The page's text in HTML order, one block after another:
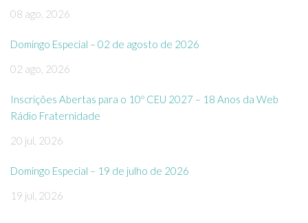
08 ago, 2026
Domingo Especial – 02 de agosto de 2026
02 ago, 2026
Inscrições Abertas para o 10º CEU 2027 – 18 Anos da Web
Rádio Fraternidade
20 jul, 2026
Domingo Especial – 19 de julho de 2026
19 jul, 2026